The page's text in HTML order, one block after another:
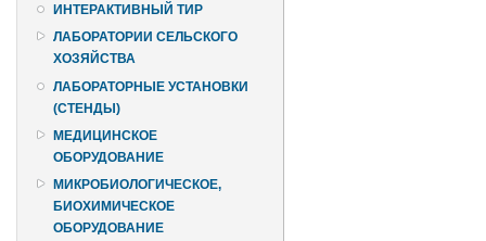
ИНТЕРАКТИВНЫЙ ТИР
ЛАБОРАТОРИИ СЕЛЬСКОГО
ХОЗЯЙСТВА
ЛАБОРАТОРНЫЕ УСТАНОВКИ
(СТЕНДЫ)
МЕДИЦИНСКОЕ
ОБОРУДОВАНИЕ
МИКРОБИОЛОГИЧЕСКОЕ,
БИОХИМИЧЕСКОЕ
ОБОРУДОВАНИЕ